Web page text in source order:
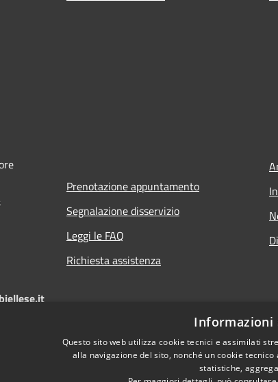
Prenotazione appuntamento
Segnalazione disservizio
Leggi le FAQ
Richiesta assistenza
Informazioni
Questo sito web utilizza cookie tecnici e assimilati
alla navigazione del sito, nonché un cookie
statistiche,